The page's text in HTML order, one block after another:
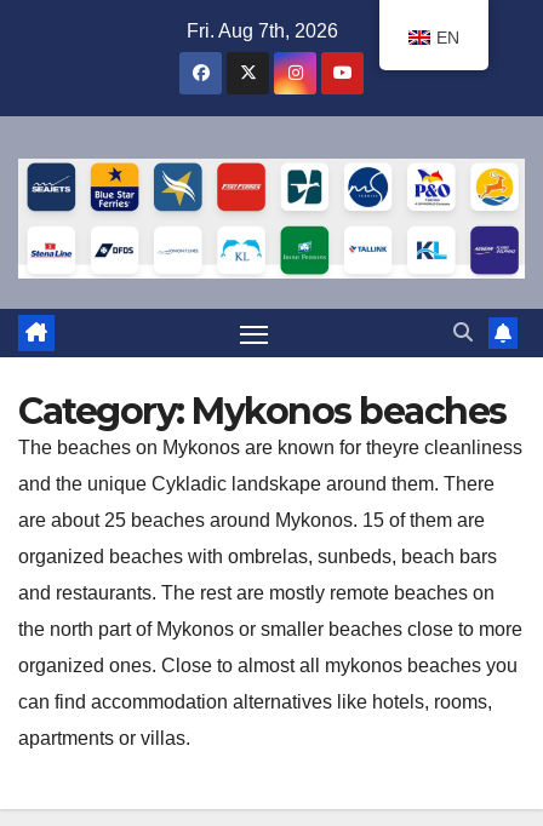
Fri. Aug 7th, 2026
Category: Mykonos beaches
The beaches on Mykonos are known for theyre cleanliness
and the unique Cykladic landskape around them. There
are about 25 beaches around Mykonos. 15 of them are
organized beaches with ombrelas, sunbeds, beach bars
and restaurants. The rest are mostly remote beaches on
the north part of Mykonos or smaller beaches close to more
organized ones. Close to almost all mykonos beaches you
can find accommodation alternatives like hotels, rooms,
apartments or villas.
EN